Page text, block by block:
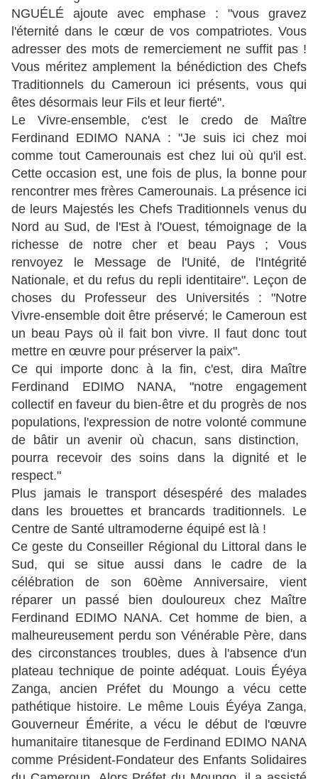
NGUÉLÉ ajoute avec emphase : "vous gravez
l'éternité dans le cœur de vos compatriotes. Vous
adresser des mots de remerciement ne suffit pas !
Vous méritez amplement la bénédiction des Chefs
Traditionnels du Cameroun ici présents, vous qui
êtes désormais leur Fils et leur fierté".
Le Vivre-ensemble, c'est le credo de Maître
Ferdinand EDIMO NANA : "Je suis ici chez moi
comme tout Camerounais est chez lui où qu'il est.
Cette occasion est, une fois de plus, la bonne pour
rencontrer mes frères Camerounais. La présence ici
de leurs Majestés les Chefs Traditionnels venus du
Nord au Sud, de l'Est à l'Ouest, témoignage de la
richesse de notre cher et beau Pays ; Vous
renvoyez le Message de l'Unité, de l'Intégrité
Nationale, et du refus du repli identitaire". Leçon de
choses du Professeur des Universités : "Notre
Vivre-ensemble doit être préservé; le Cameroun est
un beau Pays où il fait bon vivre. Il faut donc tout
mettre en œuvre pour préserver la paix".
Ce qui importe donc à la fin, c'est, dira Maître
Ferdinand EDIMO NANA, "notre engagement
collectif en faveur du bien-être et du progrès de nos
populations, l'expression de notre volonté commune
de bâtir un avenir où chacun, sans distinction,
pourra recevoir des soins dans la dignité et le
respect."
Plus jamais le transport désespéré des malades
dans les brouettes et brancards traditionnels. Le
Centre de Santé ultramoderne équipé est là !
Ce geste du Conseiller Régional du Littoral dans le
Sud, qui se situe aussi dans le cadre de la
célébration de son 60ème Anniversaire, vient
réparer un passé bien douloureux chez Maître
Ferdinand EDIMO NANA. Cet homme de bien, a
malheureusement perdu son Vénérable Père, dans
des circonstances troubles, dues à l'absence d'un
plateau technique de pointe adéquat. Louis Éyéya
Zanga, ancien Préfet du Moungo a vécu cette
pathétique histoire. Le même Louis Éyéya Zanga,
Gouverneur Émérite, a vécu le début de l'œuvre
humanitaire titanesque de Ferdinand EDIMO NANA
comme Président-Fondateur des Enfants Solidaires